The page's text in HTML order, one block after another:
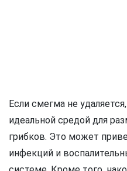
Если смегма не
идеальной средой для
грибков. Это может
инфекций и